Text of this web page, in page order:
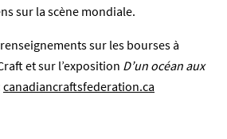
sur la scène mondiale.
sur les bourses à
et sur l’exposition D’un océan aux
canadiancraftsfederation.ca